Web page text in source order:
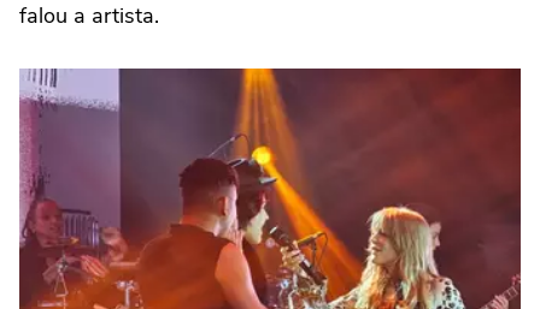
falou a artista.